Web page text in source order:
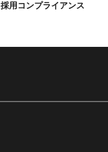
採用コンプライアンス